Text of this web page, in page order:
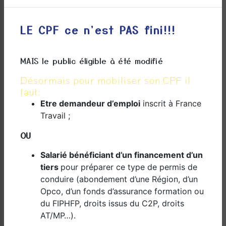
LE CPF ce n'est PAS fini!!!
MAIS le public éligible à été modifié
Désormais pour mobiliser son CPF il
faut:
Etre demandeur d’emploi inscrit à France
Travail ;
OU
Salarié bénéficiant d’un financement d’un
tiers pour préparer ce type de permis de
conduire (abondement d’une Région, d’un
Opco, d’un fonds d’assurance formation ou
du FIPHFP, droits issus du C2P, droits
AT/MP…).
vous aidant à acquérir l'expérience et la
confiance nécessaires pour réussir votre examen
Préparation à l'examen :
Nous vous préparerons également à passer votre
examen pratique de l'auto-école. Nos instructeurs
vous donneront des conseils et des techniques
pour vous aider à réussir votre examen du
à devenir un conducteur sûr et compétent sur les
CONCLUSION : DOM CONDUITE, VOTRE
PARTENAIRE DE CONFIANCE POUR L'AUTO-
ÉCOLE À MOUFIA
Que vous soyez un débutant cherchant à obtenir
votre premier permis de conduire ou un